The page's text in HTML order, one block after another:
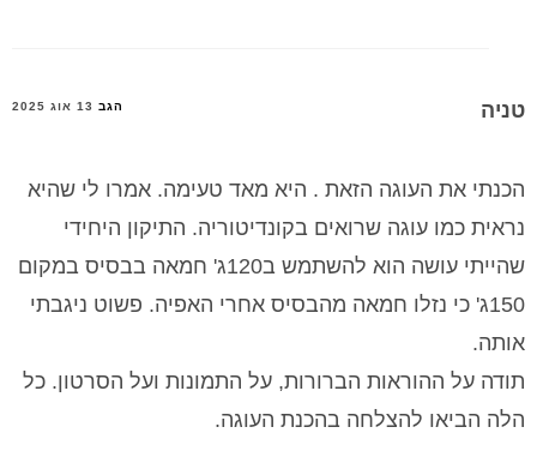
טניה הגב 13 אוג 2025
הכנתי את העוגה הזאת . היא מאד טעימה. אמרו לי שהיא
נראית כמו עוגה שרואים בקונדיטוריה. התיקון היחידי
שהייתי עושה הוא להשתמש ב120ג' חמאה בבסיס במקום
150ג' כי נזלו חמאה מהבסיס אחרי האפיה. פשוט ניגבתי
אותה.
תודה על ההוראות הברורות, על התמונות ועל הסרטון. כל
הלה הביאו להצלחה בהכנת העוגה.